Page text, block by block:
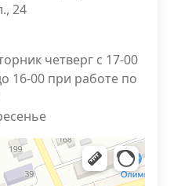
24
четверг с 17-00
16-00 при работе по